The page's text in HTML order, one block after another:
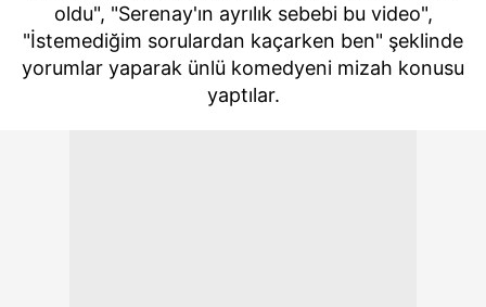
oldu", "Serenay'ın ayrılık sebebi bu video",
"İstemediğim sorulardan kaçarken ben" şeklinde
yorumlar yaparak ünlü komedyeni mizah konusu
yaptılar.